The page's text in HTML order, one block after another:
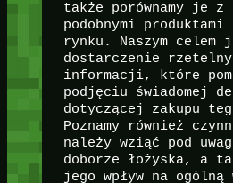
także porównamy je z
podobnymi produktami
rynku. Naszym celem
dostarczenie
informacji, które
podjęciu świadomej
dotyczącej zakupu
Poznamy również
należy wziąć pod
doborze łożyska, a
jego wpływ na ogólną